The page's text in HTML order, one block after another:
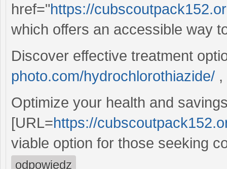
href="https://
which offers an accessible way
Discover effective treatment
photo.com/hydrochlorothiazide/ ,
Optimize your health and
[URL=https://
viable option for those seeking
odpowiedz